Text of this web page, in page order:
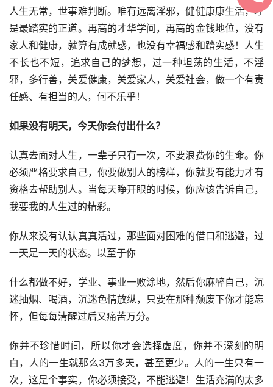
人生无常，世事难判断。唯有远离淫邪，健健康康生活，才
是最踏实的正道。再高的才华学问，再高的金钱地位，没有
家人和健康，就算有成就感，也没有幸福感和踏实感！人生
不长也不短，追求自己的梦想，过一种坦荡的生活，不淫
邪，多行善，关爱健康，关爱家人，关爱社会，做一个有责
任感、有担当的人，何不乐乎！
如果没有明天，今天你会付出什么？
认真去面对人生，一辈子只有一次，不要浪费你的生命。你
必须严格要求自己，你要做别人的榜样，你就要有能力才有
资格去帮助别人。当每天睁开眼的时候，你应该告诉自己，
我要我的人生过的精彩。
你从来没有认认真真活过，那些面对困难的借口和逃避，过
一天是一天的状态。以至于你
什么都做不好，学业、事业一败涂地，然后你麻醉自己，沉
迷抽烟、喝酒，沉迷色情放纵，只要在那种颓废下你才能忘
怀，但每每清醒过后又痛苦万分。
你并不珍惜时间，所以你才会选择虚度，你并不深刻的明
白，人的一生就那么3万多天，甚至更少。人的一生只有一
次，这是个事实，你必须接受，不能逃避！生活充满的太多